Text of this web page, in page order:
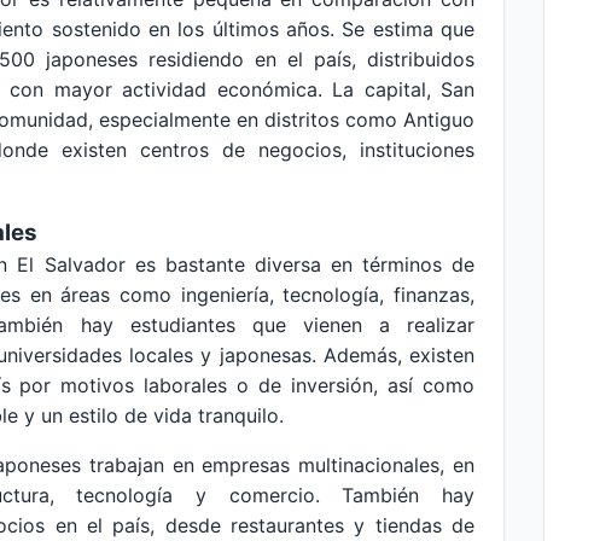
sostenido en los últimos años. Se estima que
japoneses residiendo en el país, distribuidos
mayor actividad económica. La capital, San
especialmente en distritos como Antiguo
existen centros de negocios, instituciones
El Salvador es bastante diversa en términos de
en áreas como ingeniería, tecnología, finanzas,
hay estudiantes que vienen a realizar
locales y japonesas. Además, existen
por motivos laborales o de inversión, así como
y un estilo de vida tranquilo.
trabajan en empresas multinacionales, en
tecnología y comercio. También hay
en el país, desde restaurantes y tiendas de